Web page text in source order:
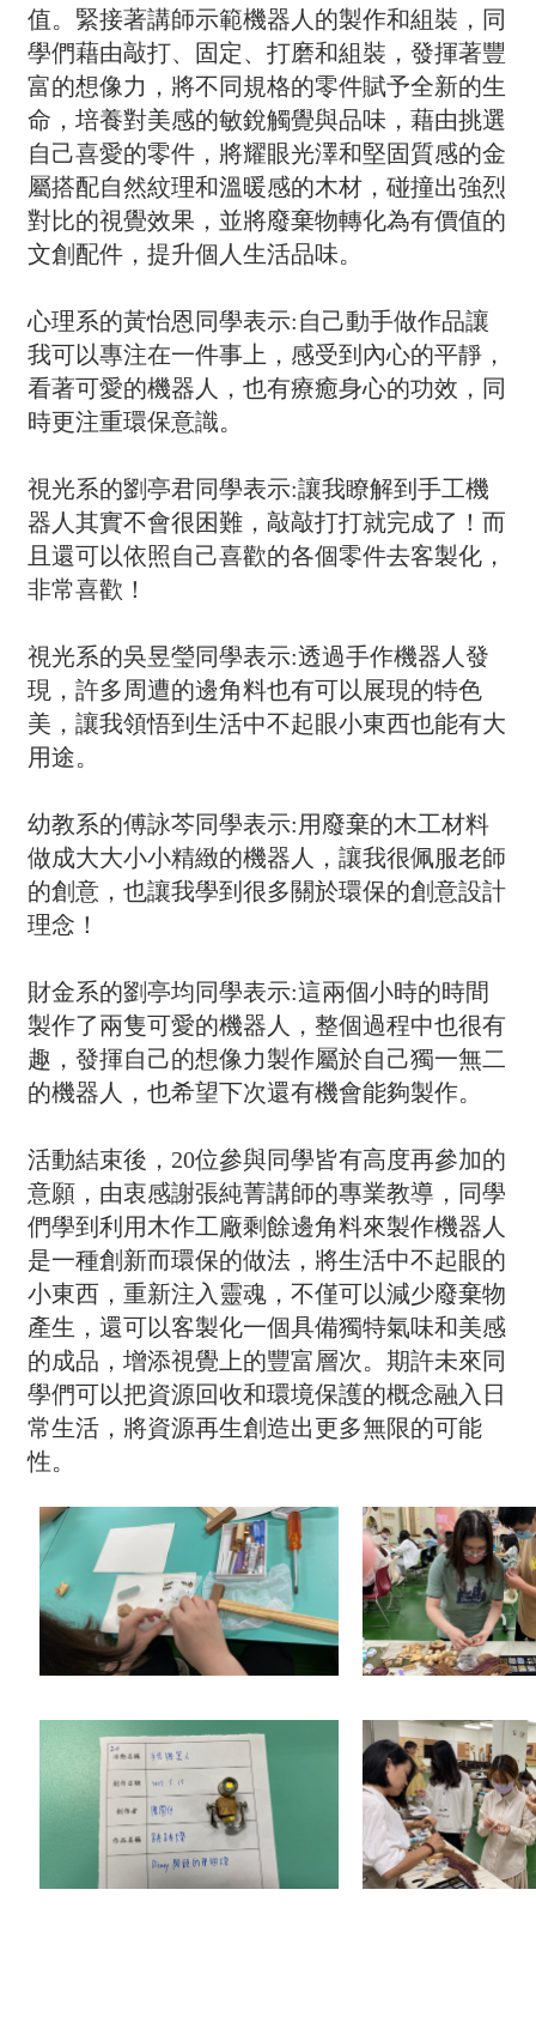
值。緊接著講師示範機器人的製作和組裝，同
學們藉由敲打、固定、打磨和組裝，發揮著豐
富的想像力，將不同規格的零件賦予全新的生
命，培養對美感的敏銳觸覺與品味，藉由挑選
自己喜愛的零件，將耀眼光澤和堅固質感的金
屬搭配自然紋理和溫暖感的木材，碰撞出強烈
對比的視覺效果，並將廢棄物轉化為有價值的
文創配件，提升個人生活品味。
心理系的黃怡恩同學表示:自己動手做作品讓
我可以專注在一件事上，感受到內心的平靜，
看著可愛的機器人，也有療癒身心的功效，同
時更注重環保意識。
視光系的劉亭君同學表示:讓我瞭解到手工機
器人其實不會很困難，敲敲打打就完成了！而
且還可以依照自己喜歡的各個零件去客製化，
非常喜歡！
視光系的吳昱瑩同學表示:透過手作機器人發
現，許多周遭的邊角料也有可以展現的特色
美，讓我領悟到生活中不起眼小東西也能有大
用途。
幼教系的傅詠芩同學表示:用廢棄的木工材料
做成大大小小精緻的機器人，讓我很佩服老師
的創意，也讓我學到很多關於環保的創意設計
理念！
財金系的劉亭均同學表示:這兩個小時的時間
製作了兩隻可愛的機器人，整個過程中也很有
趣，發揮自己的想像力製作屬於自己獨一無二
的機器人，也希望下次還有機會能夠製作。
活動結束後，20位參與同學皆有高度再參加的
意願，由衷感謝張純菁講師的專業教導，同學
們學到利用木作工廠剩餘邊角料來製作機器人
是一種創新而環保的做法，將生活中不起眼的
小東西，重新注入靈魂，不僅可以減少廢棄物
產生，還可以客製化一個具備獨特氣味和美感
的成品，增添視覺上的豐富層次。期許未來同
學們可以把資源回收和環境保護的概念融入日
常生活，將資源再生創造出更多無限的可能
性。